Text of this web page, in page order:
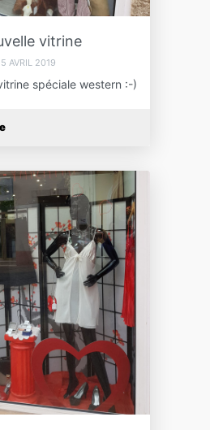
vitrine
5 AVRIL 2019
spéciale western :-)